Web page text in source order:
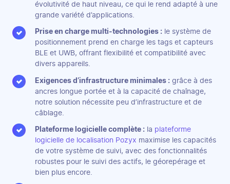
évolutivité de haut niveau, ce qui le rend adapté à une
grande variété d’applications.
Prise en charge multi-technologies : le système de
positionnement prend en charge les tags et capteurs
BLE et UWB, offrant flexibilité et compatibilité avec
divers appareils.
Exigences d’infrastructure minimales : grâce à des
ancres longue portée et à la capacité de chaînage,
notre solution nécessite peu d’infrastructure et de
câblage.
Plateforme logicielle complète : la plateforme
logicielle de localisation Pozyx maximise les capacités
de votre système de suivi, avec des fonctionnalités
robustes pour le suivi des actifs, le géorepérage et
bien plus encore.